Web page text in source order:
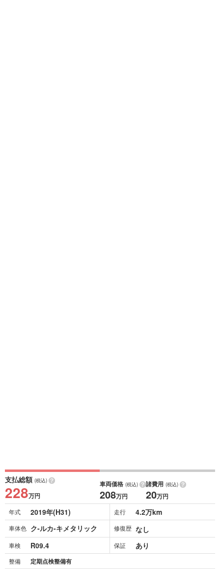
支払総額 (税込)
228万円
車両価格 (税込)
208万円
諸費用 (税込)
20万円
年式 2019年(H31) 走行 4.2万km
車体色 ク-ルカ-キメタリック 修復歴 なし
車検 R09.4 保証 あり
整備 定期点検整備有